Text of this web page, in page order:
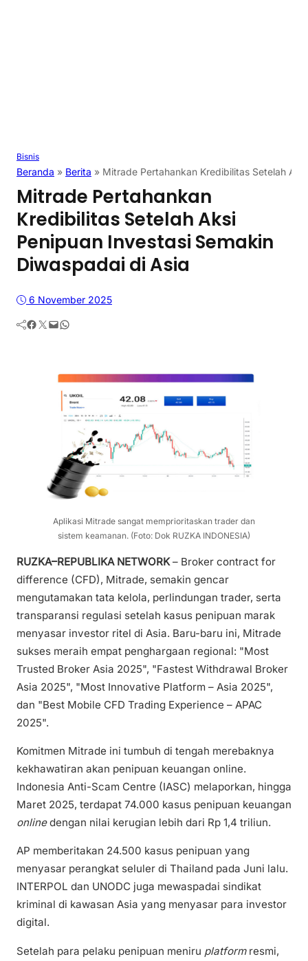
Bisnis
Beranda » Berita » Mitrade Pertahankan Kredibilitas Setelah
Mitrade Pertahankan
Kredibilitas Setelah Aksi
Penipuan Investasi Semakin
Diwaspadai di Asia
6 November 2025
Facebook Twitter Mail WhatsApp
Aplikasi Mitrade sangat memprioritaskan trader dan
sistem keamanan. (Foto: Dok RUZKA INDONESIA)
RUZKA–REPUBLIKA NETWORK– Broker contract for
difference (CFD), Mitrade, semakin gencar
mengutamakan tata kelola, perlindungan trader, serta
transparansi regulasi setelah kasus penipuan marak
menyasar investor ritel di Asia. Baru-baru ini, Mitrade
sukses meraih empat penghargaan regional: "Most
Trusted Broker Asia 2025", "Fastest Withdrawal Broker
Asia 2025", "Most Innovative Platform – Asia 2025",
dan "Best Mobile CFD Trading Experience – APAC
2025".
Komitmen Mitrade ini tumbuh di tengah merebaknya
kekhawatiran akan penipuan keuangan online.
Indonesia Anti-Scam Centre (IASC) melaporkan, hingga
Maret 2025, terdapat 74.000 kasus penipuan keuangan
onlinedengan nilai kerugian lebih dari Rp 1,4 triliun.
AP memberitakan 24.500 kasus penipuan yang
menyasar perangkat seluler di Thailand pada Juni lalu.
INTERPOL dan UNODC juga mewaspadai sindikat
kriminal di kawasan Asia yang menyasar para investor
digital.
Setelah para pelaku penipuan meniru platformresmi,